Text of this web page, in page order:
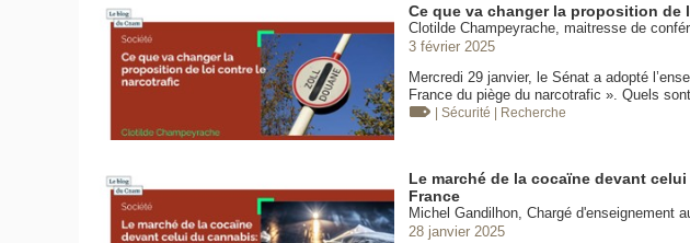
Ce que va changer la proposition de
Clotilde Champeyrache, maitresse de
3 février 2025
Mercredi 29 janvier, le Sénat a adopté
France du piège du narcotrafic ». Quels
| Sécurité | Recherche
Le marché de la cocaïne devant
France
Michel Gandilhon, Chargé d'enseignement
28 janvier 2025